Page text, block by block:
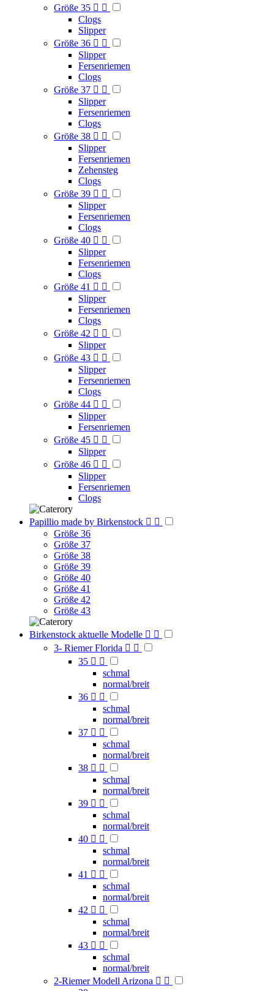
Größe 35  
Clogs
Slipper
Größe 36  
Slipper
Fersenriemen
Clogs
Größe 37  
Slipper
Fersenriemen
Clogs
Größe 38  
Slipper
Fersenriemen
Zehensteg
Clogs
Größe 39  
Slipper
Fersenriemen
Clogs
Größe 40  
Slipper
Fersenriemen
Clogs
Größe 41  
Slipper
Fersenriemen
Clogs
Größe 42  
Slipper
Größe 43  
Slipper
Fersenriemen
Clogs
Größe 44  
Slipper
Fersenriemen
Größe 45  
Slipper
Größe 46  
Slipper
Fersenriemen
Clogs
Papillio made by Birkenstock  
Größe 36
Größe 37
Größe 38
Größe 39
Größe 40
Größe 41
Größe 42
Größe 43
Birkenstock aktuelle Modelle  
3- Riemer Florida  
35  
schmal
normal/breit
36  
schmal
normal/breit
37  
schmal
normal/breit
38  
schmal
normal/breit
39  
schmal
normal/breit
40  
schmal
normal/breit
41  
schmal
normal/breit
42  
schmal
normal/breit
43  
schmal
normal/breit
2-Riemer Modell Arizona  